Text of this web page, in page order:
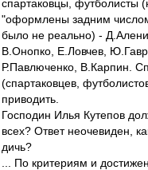
спартаковцы, футболисты
"оформлены задним
было не реально) -
В.Онопко, Е.Ловчев,
Р.Павлюченко, В.Карпин.
(спартаковцев,
приводить.
Господин Илья Кутепов
всех? Ответ неочевиден,
дичь?
... По критериям и